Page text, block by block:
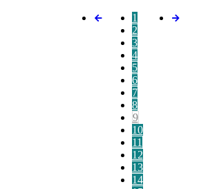
1
2
3
4
5
6
7
8
9
10
11
12
13
14